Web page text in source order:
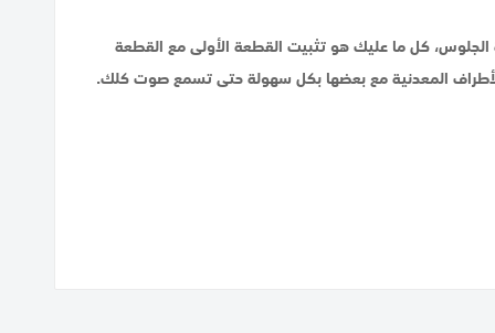
كل ما عليك هو تثبيت القطعة الأولى مع القطعة
الأطراف المعدنية مع بعضها بكل سهولة حتى تسمع صوت كلك.